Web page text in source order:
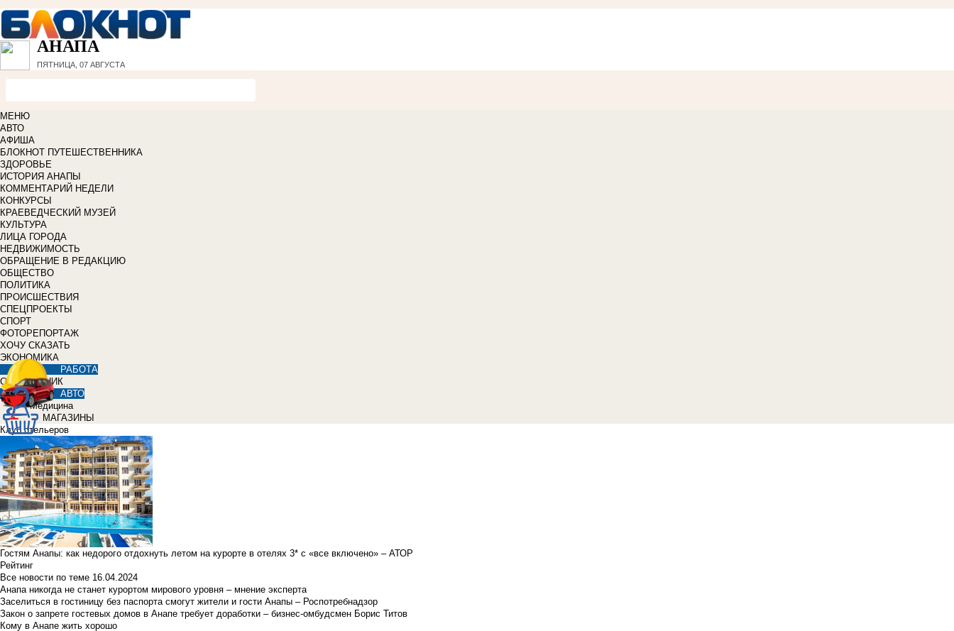
АНАПА
ПЯТНИЦА, 07 АВГУСТА
МЕНЮ
АВТО
АФИША
БЛОКНОТ ПУТЕШЕСТВЕННИКА
ЗДОРОВЬЕ
ИСТОРИЯ АНАПЫ
КОММЕНТАРИЙ НЕДЕЛИ
КОНКУРСЫ
КРАЕВЕДЧЕСКИЙ МУЗЕЙ
КУЛЬТУРА
ЛИЦА ГОРОДА
НЕДВИЖИМОСТЬ
ОБРАЩЕНИЕ В РЕДАКЦИЮ
ОБЩЕСТВО
ПОЛИТИКА
ПРОИСШЕСТВИЯ
СПЕЦПРОЕКТЫ
СПОРТ
ФОТОРЕПОРТАЖ
ХОЧУ СКАЗАТЬ
ЭКОНОМИКА
РАБОТА
СПРАВОЧНИК
АВТО
Медицина
МАГАЗИНЫ
Клуб отельеров
Гостям Анапы: как недорого отдохнуть летом на курорте в отелях 3* с «все включено» – АТОР
Рейтинг
Все новости по теме 16.04.2024
Анапа никогда не станет курортом мирового уровня – мнение эксперта
Заселиться в гостиницу без паспорта смогут жители и гости Анапы – Роспотребнадзор
Закон о запрете гостевых домов в Анапе требует доработки – бизнес-омбудсмен Борис Титов
Кому в Анапе жить хорошо